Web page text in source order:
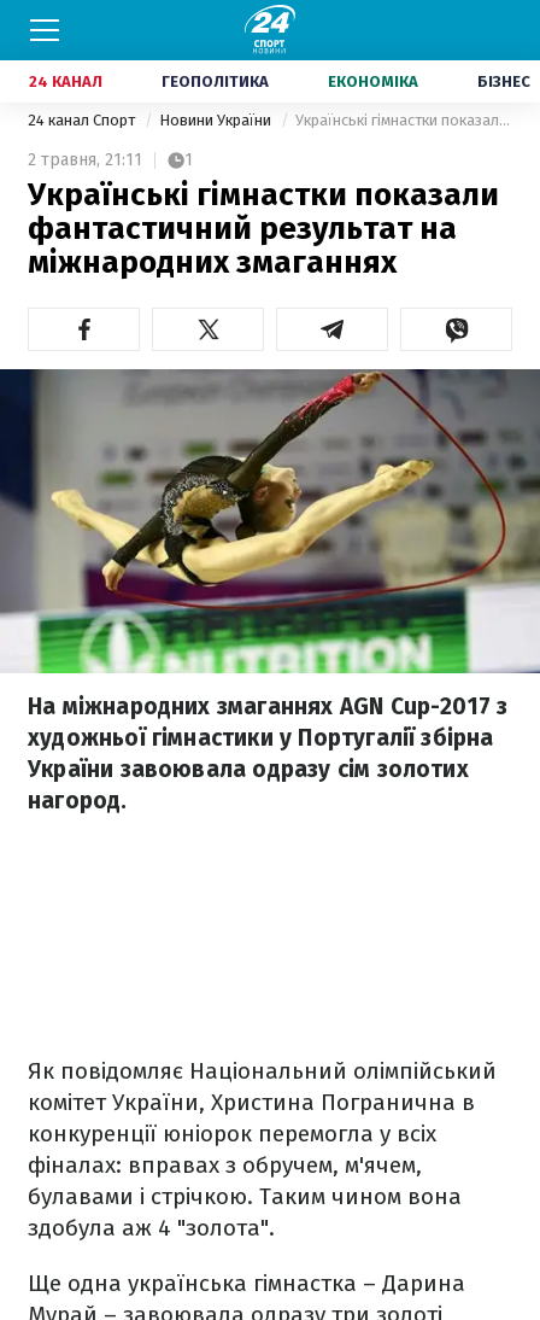
24 КАНАЛ ГЕОПОЛІТИКА ЕКОНОМІКА БІЗНЕС
24 канал Спорт Новини України Українські гімнастки показали фантастичний результат на міжнародних змаганнях
2 травня, 21:11 1
Українські гімнастки показали
фантастичний результат на
міжнародних змаганнях
На міжнародних змаганнях AGN Cup-2017 з
художньої гімнастики у Португалії збірна
України завоювала одразу сім золотих
нагород.
Як повідомляє Національний олімпійський
комітет України, Христина Погранична в
конкуренції юніорок перемогла у всіх
фіналах: вправах з обручем, м'ячем,
булавами і стрічкою. Таким чином вона
здобула аж 4 "золота".
Ще одна українська гімнастка – Дарина